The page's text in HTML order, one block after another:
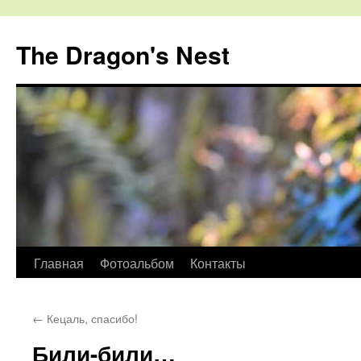
The Dragon's Nest
Перейти
содержимому
Главная Фотоальбом Контакты
← Кецаль, спасибо!
Били-били…